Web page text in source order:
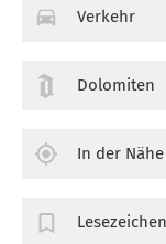
Verkehr
Dolomiten
In der Nähe
Lesezeichen